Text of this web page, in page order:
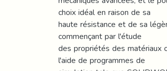
choix idéal en raison de sa
haute résistance et de sa
commençant par l'étude
des propriétés des matériaux
l'aide de programmes de